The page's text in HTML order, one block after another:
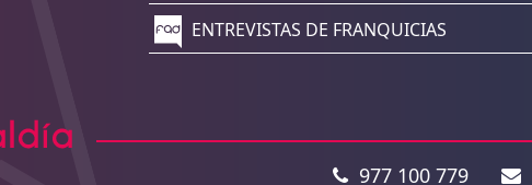
ENTREVISTAS DE FRANQUICIAS
977 100 779